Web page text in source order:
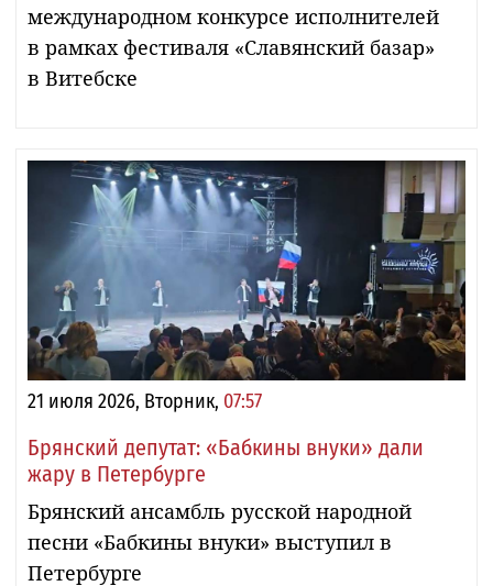
международном конкурсе исполнителей
в рамках фестиваля «Славянский базар»
в Витебске
21 июля 2026, Вторник, 07:57
Брянский депутат: «Бабкины внуки» дали
жару в Петербурге
Брянский ансамбль русской народной
песни «Бабкины внуки» выступил в
Петербурге